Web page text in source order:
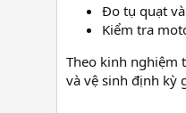
Đo tụ quạt
Kiểm tra
Theo kinh nghiệm
và vệ sinh định kỳ